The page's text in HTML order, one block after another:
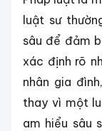
luật sư
sâu để đảm
xác định rõ
nhân gia
thay vì một
am hiểu sâu